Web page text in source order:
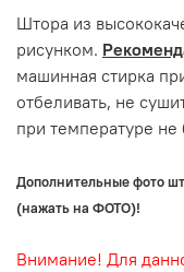
Штора из
рисунком.
машинная стирка
отбеливать, не
при температуре не
Дополнительные фото
(нажать на ФОТО)!
Внимание! Для